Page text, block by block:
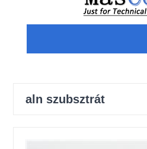
aln szubsztrát